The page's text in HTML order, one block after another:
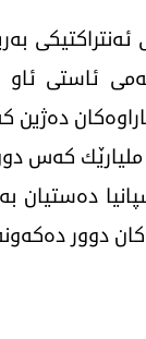
ئاستی
ده‌ستیان
دوور